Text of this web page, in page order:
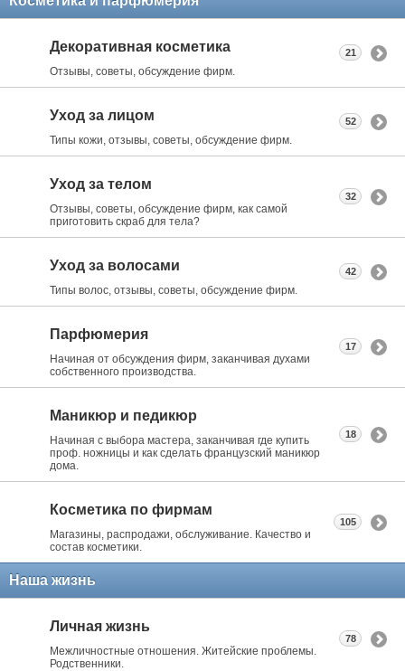
Декоративная косметика
Отзывы, советы, обсуждение фирм.
21
Уход за лицом
Типы кожи, отзывы, советы, обсуждение фирм.
52
Уход за телом
Отзывы, советы, обсуждение фирм, как самой
приготовить скраб для тела?
32
Уход за волосами
Типы волос, отзывы, советы, обсуждение фирм.
42
Парфюмерия
Начиная от обсуждения фирм, заканчивая духами
собственного производства.
17
Маникюр и педикюр
Начиная с выбора мастера, заканчивая где купить
проф. ножницы и как сделать французский маникюр
дома.
18
Косметика по фирмам
Магазины, распродажи, обслуживание. Качество и
состав косметики.
105
Наша жизнь
Личная жизнь
Межличностные отношения. Житейские проблемы.
Родственники.
78